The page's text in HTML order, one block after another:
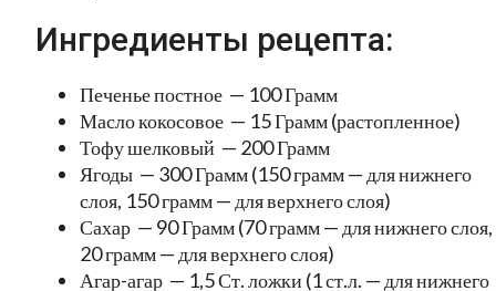
Ингредиенты рецепта:
Печенье постное — 100 Грамм
Масло кокосовое — 15 Грамм (растопленное)
Тофу шелковый — 200 Грамм
Ягоды — 300 Грамм (150 грамм — для нижнего
слоя, 150 грамм — для верхнего слоя)
Сахар — 90 Грамм (70 грамм — для нижнего слоя,
20 грамм — для верхнего слоя)
Агар-агар — 1,5 Ст. ложки (1 ст.л. — для нижнего